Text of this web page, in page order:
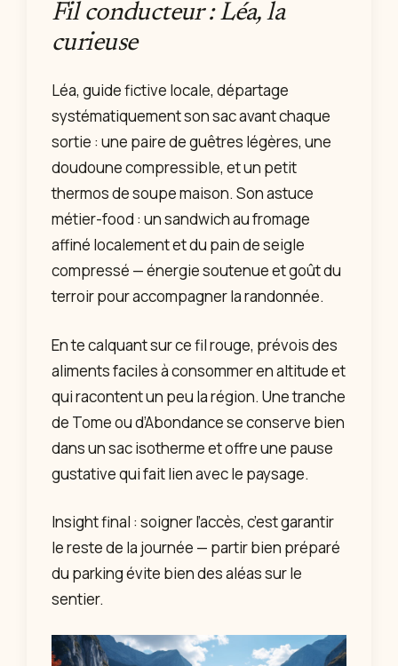
Fil conducteur : Léa, la
curieuse
Léa, guide fictive locale, départage
systématiquement son sac avant chaque
sortie : une paire de guêtres légères, une
doudoune compressible, et un petit
thermos de soupe maison. Son astuce
métier-food : un sandwich au fromage
affiné localement et du pain de seigle
compressé — énergie soutenue et goût du
terroir pour accompagner la randonnée.
En te calquant sur ce fil rouge, prévois des
aliments faciles à consommer en altitude et
qui racontent un peu la région. Une tranche
de Tome ou d’Abondance se conserve bien
dans un sac isotherme et offre une pause
gustative qui fait lien avec le paysage.
Insight final : soigner l’accès, c’est garantir
le reste de la journée — partir bien préparé
du parking évite bien des aléas sur le
sentier.